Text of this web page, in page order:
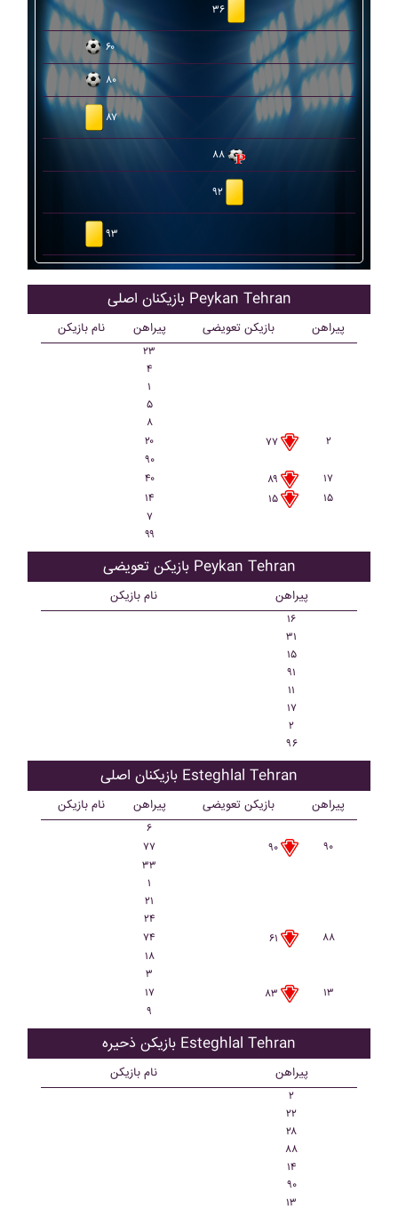
۳۶
۶۰
۸۰
۸۷
۸۸
۹۲
۹۳
بازیکنان اصلی Peykan Tehran
نام بازیکن پیراهن بازیکن تعویضی پیراهن
۲۳
۴
۱
۵
۸
۲۰
۷۷
۲
۹۰
۴۰
۸۹
۱۷
۱۴
۱۵
۱۵
۷
۹۹
بازیکن تعویضی Peykan Tehran
نام بازیکن پیراهن
۱۶
۳۱
۱۵
۹۱
۱۱
۱۷
۲
۹۶
بازیکنان اصلی Esteghlal Tehran
نام بازیکن پیراهن بازیکن تعویضی پیراهن
۶
۷۷
۹۰
۹۰
۳۳
۱
۲۱
۲۴
۷۴
۶۱
۸۸
۱۸
۳
۱۷
۸۳
۱۳
۹
بازیکن ذحیره Esteghlal Tehran
نام بازیکن پیراهن
۲
۲۲
۲۸
۸۸
۱۴
۹۰
۱۳